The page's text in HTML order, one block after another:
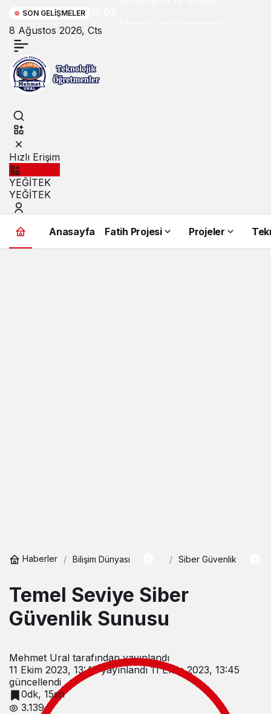
SON GELIŞMELER
8 Ağustos 2026, Cts
Hızlı Erişim
YEĞİTEK
YEĞİTEK
Anasayfa Fatih Projesi Projeler
Haberler Bilişim Dünyası Siber Güvenlik
Temel Seviye Siber
Güvenlik Sunusu
Mehmet Ural tarafından yayınlandı
11 Ekim 2023, 13:45yayınlandı 11 Ekim 2023, 13:45
güncellendi
0dk, 15sn
3.139